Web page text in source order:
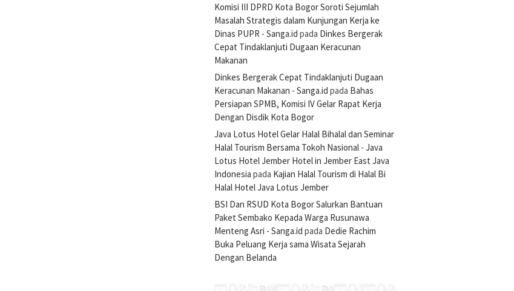
Komisi III DPRD Kota Bogor Soroti Sejumlah
Masalah Strategis dalam Kunjungan Kerja ke
Dinas PUPR - Sanga.id pada Dinkes Bergerak
Cepat Tindaklanjuti Dugaan Keracunan
Makanan
Dinkes Bergerak Cepat Tindaklanjuti Dugaan
Keracunan Makanan - Sanga.id pada Bahas
Persiapan SPMB, Komisi IV Gelar Rapat Kerja
Dengan Disdik Kota Bogor
Java Lotus Hotel Gelar Halal Bihalal dan Seminar
Halal Tourism Bersama Tokoh Nasional - Java
Lotus Hotel Jember Hotel in Jember East Java
Indonesia pada Kajian Halal Tourism di Halal Bi
Halal Hotel Java Lotus Jember
BSI Dan RSUD Kota Bogor Salurkan Bantuan
Paket Sembako Kepada Warga Rusunawa
Menteng Asri - Sanga.id pada Dedie Rachim
Buka Peluang Kerja sama Wisata Sejarah
Dengan Belanda